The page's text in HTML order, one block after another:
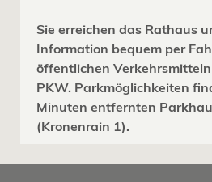
Sie erreichen das Rathaus
Information bequem per
öffentlichen
PKW. Parkmöglichkeiten
Minuten entfernten
(Kronenrain 1).